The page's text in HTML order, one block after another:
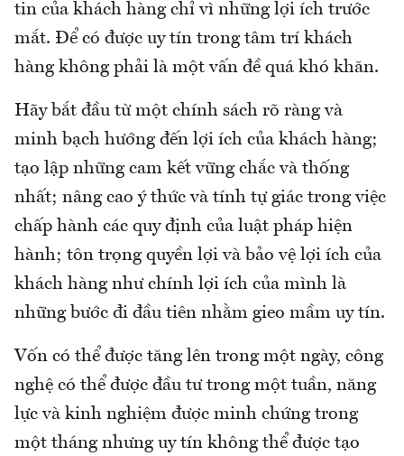
tin của khách hàng chỉ vì những lợi ích trước
mắt. Để có được uy tín trong tâm trí khách
hàng không phải là một vấn đề quá khó khăn.
Hãy bắt đầu từ một chính sách rõ ràng và
minh bạch hướng đến lợi ích của khách hàng;
tạo lập những cam kết vững chắc và thống
nhất; nâng cao ý thức và tính tự giác trong việc
chấp hành các quy định của luật pháp hiện
hành; tôn trọng quyền lợi và bảo vệ lợi ích của
khách hàng như chính lợi ích của mình là
những bước đi đầu tiên nhằm gieo mầm uy tín.
Vốn có thể được tăng lên trong một ngày, công
nghệ có thể được đầu tư trong một tuần, năng
lực và kinh nghiệm được minh chứng trong
một tháng nhưng uy tín không thể được tạo